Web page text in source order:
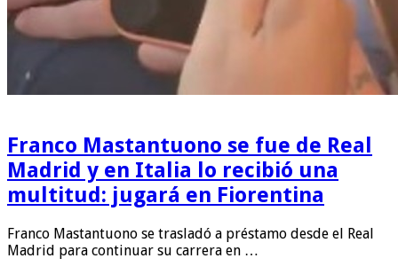
Franco Mastantuono se fue de Real
Madrid y en Italia lo recibió una
multitud: jugará en Fiorentina
Franco Mastantuono se trasladó a préstamo desde el Real
Madrid para continuar su carrera en …